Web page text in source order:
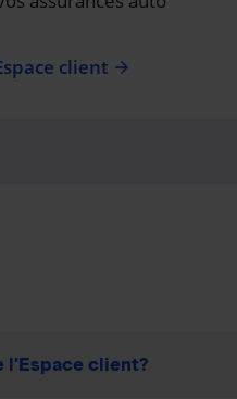
client arrow_forward
l’Espace client?